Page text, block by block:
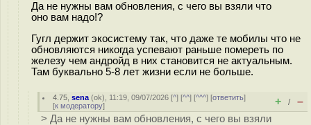
Да не нужны вам обновления, с чего вы взяли что
оно вам надо!?
Гугл держит экосистему так, что даже те мобилы что не
обновляются никогда успевают раньше помереть по
железу чем андройд в них становится не актуальным.
Там буквально 5-8 лет жизни если не больше.
4.75 ,sena (ok), 11:19, 09/07/2026 [^] [^^] [^^^] [ответить]
[к модератору] + / –
> Да не нужны вам обновления, с чего вы взяли